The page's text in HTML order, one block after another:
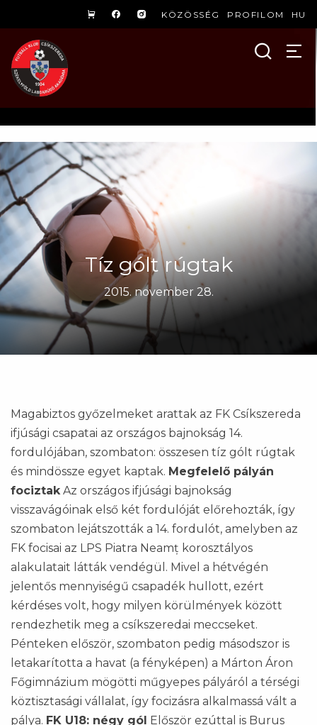
KÖZÖSSÉG PROFILOM HU
Tíz gólt rúgtak
2015. november 28.
Magabiztos győzelmeket arattak az FK Csíkszereda
ifjúsági csapatai az országos bajnokság 14.
fordulójában, szombaton: összesen tíz gólt rúgtak
és mindössze egyet kaptak. Megfelelő pályán
fociztakAz országos ifjúsági bajnokság
visszavágóinak első két fordulóját előrehozták, így
szombaton lejátszották a 14. fordulót, amelyben az
FK focisai az LPS Piatra Neamț korosztályos
alakulatait látták vendégül. Mivel a hétvégén
jelentős mennyiségű csapadék hullott, ezért
kérdéses volt, hogy milyen körülmények között
rendezhetik meg a csíkszeredai meccseket.
Pénteken először, szombaton pedig másodszor is
letakarította a havat (a fényképen) a Márton Áron
Főgimnázium mögötti műgyepes pályáról a térségi
köztisztasági vállalat, így focizásra alkalmassá vált a
pálya. FK U18: négy gól Először ezúttal is Burus